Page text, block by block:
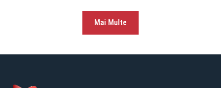
Mai Multe